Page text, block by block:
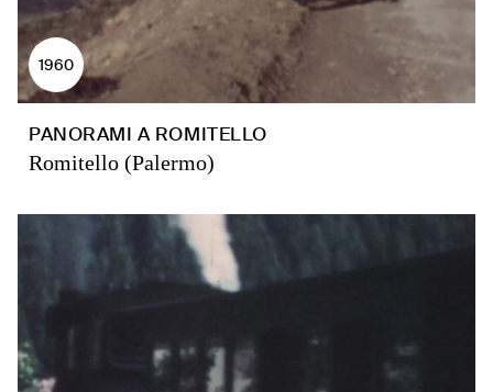
1960
PANORAMI A ROMITELLO
Romitello (Palermo)